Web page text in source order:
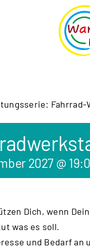
2027 @
Dich, wenn
was es soll.
und Bedarf an